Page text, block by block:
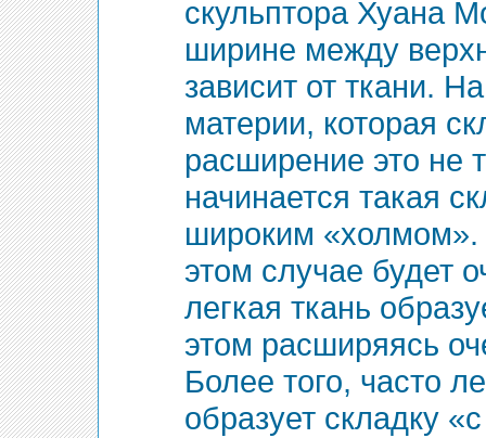
скульптора Хуана
ширине между
зависит от ткани.
материи, которая
расширение это не
начинается такая
широким
этом случае будет
легкая ткань
этом расширяясь
Более того, часто
образует складку